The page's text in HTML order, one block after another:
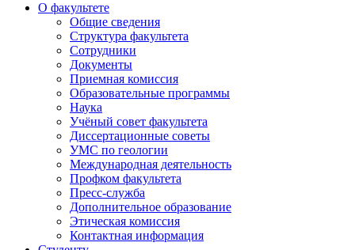
О факультете
Общие сведения
Структура факультета
Сотрудники
Документы
Приемная комиссия
Образовательные программы
Наука
Учёный совет факультета
Диссертационные советы
УМС по геологии
Международная деятельность
Профком факультета
Пресс-служба
Дополнительное образование
Этическая комиссия
Контактная информация